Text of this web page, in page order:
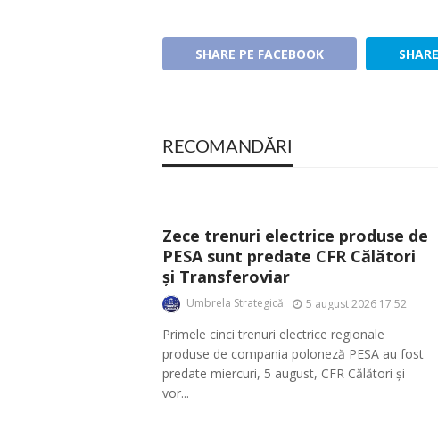
SHARE PE FACEBOOK
RECOMANDĂRI
Zece trenuri electrice produse de
PESA sunt predate CFR Călători
și Transferoviar
Umbrela Strategică 5 august 2026 17:52
Primele cinci trenuri electrice regionale
produse de compania poloneză PESA au fost
predate miercuri, 5 august, CFR Călători și
vor...